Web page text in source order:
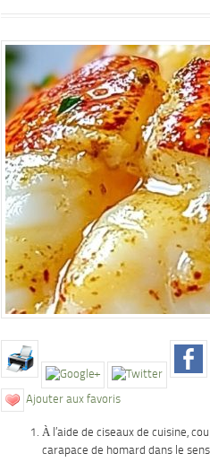
Ajouter aux favoris
À l’aide de ciseaux de cuisine,
carapace de homard dans le